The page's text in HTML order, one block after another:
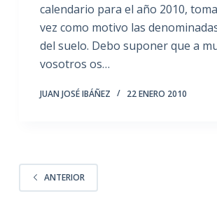
calendario para el año 2010,
vez como motivo las
del suelo. Debo suponer que a
vosotros os…
JUAN JOSÉ IBÁÑEZ 22 ENERO 2010
ANTERIOR